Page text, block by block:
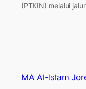
(PTKIN) melalui
MA Al-Islam